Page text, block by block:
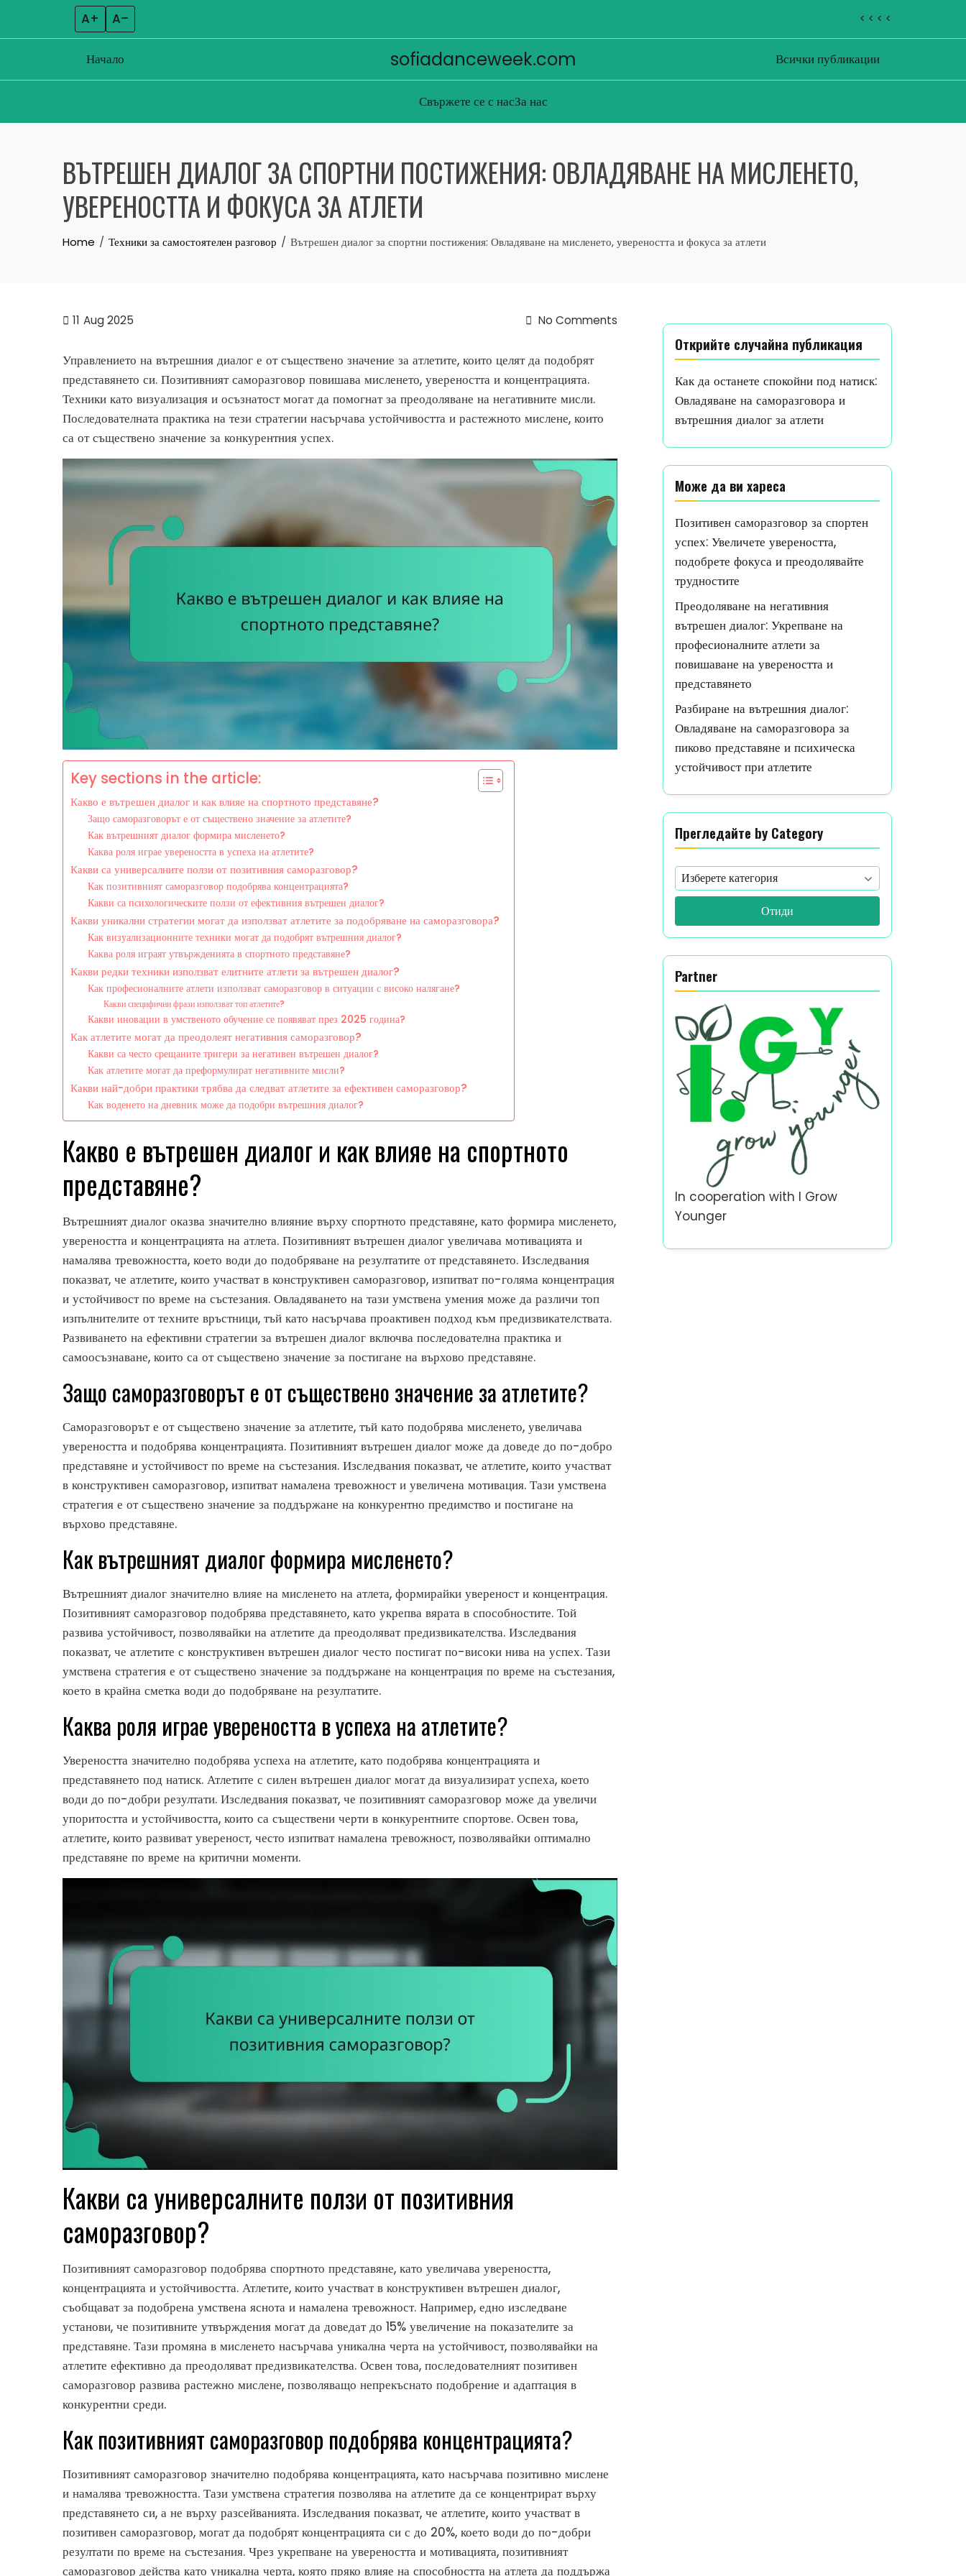
A+ A– < < < <
Начало sofiadanceweek.com Всички публикации
Свържете се с насЗа нас
ВЪТРЕШЕН ДИАЛОГ ЗА СПОРТНИ ПОСТИЖЕНИЯ: ОВЛАДЯВАНЕ НА МИСЛЕНЕТО,
УВЕРЕНОСТТА И ФОКУСА ЗА АТЛЕТИ
Home Техники за самостоятелен разговор Вътрешен диалог за спортни постижения: Овладяване на мисленето, увереността и фокуса за атлети
11 Aug 2025 No Comments
Управлението на вътрешния диалог е от съществено значение за атлетите, които целят да подобрят
представянето си. Позитивният саморазговор повишава мисленето, увереността и концентрацията.
Техники като визуализация и осъзнатост могат да помогнат за преодоляване на негативните мисли.
Последователната практика на тези стратегии насърчава устойчивостта и растежното мислене, които
са от съществено значение за конкурентния успех.
Key sections in the article:
Какво е вътрешен диалог и как влияе на спортното представяне?
Защо саморазговорът е от съществено значение за атлетите?
Как вътрешният диалог формира мисленето?
Каква роля играе увереността в успеха на атлетите?
Какви са универсалните ползи от позитивния саморазговор?
Как позитивният саморазговор подобрява концентрацията?
Какви са психологическите ползи от ефективния вътрешен диалог?
Какви уникални стратегии могат да използват атлетите за подобряване на саморазговора?
Как визуализационните техники могат да подобрят вътрешния диалог?
Каква роля играят утвържденията в спортното представяне?
Какви редки техники използват елитните атлети за вътрешен диалог?
Как професионалните атлети използват саморазговор в ситуации с високо налягане?
Какви специфични фрази използват топ атлетите?
Какви иновации в умственото обучение се появяват през 2025 година?
Как атлетите могат да преодолеят негативния саморазговор?
Какви са често срещаните тригери за негативен вътрешен диалог?
Как атлетите могат да преформулират негативните мисли?
Какви най-добри практики трябва да следват атлетите за ефективен саморазговор?
Как воденето на дневник може да подобри вътрешния диалог?
Какво е вътрешен диалог и как влияе на спортното
представяне?
Вътрешният диалог оказва значително влияние върху спортното представяне, като формира мисленето,
увереността и концентрацията на атлета. Позитивният вътрешен диалог увеличава мотивацията и
намалява тревожността, което води до подобряване на резултатите от представянето. Изследвания
показват, че атлетите, които участват в конструктивен саморазговор, изпитват по-голяма концентрация
и устойчивост по време на състезания. Овладяването на тази умствена умения може да различи топ
изпълнителите от техните връстници, тъй като насърчава проактивен подход към предизвикателствата.
Развиването на ефективни стратегии за вътрешен диалог включва последователна практика и
самоосъзнаване, които са от съществено значение за постигане на върхово представяне.
Защо саморазговорът е от съществено значение за атлетите?
Саморазговорът е от съществено значение за атлетите, тъй като подобрява мисленето, увеличава
увереността и подобрява концентрацията. Позитивният вътрешен диалог може да доведе до по-добро
представяне и устойчивост по време на състезания. Изследвания показват, че атлетите, които участват
в конструктивен саморазговор, изпитват намалена тревожност и увеличена мотивация. Тази умствена
стратегия е от съществено значение за поддържане на конкурентно предимство и постигане на
върхово представяне.
Как вътрешният диалог формира мисленето?
Вътрешният диалог значително влияе на мисленето на атлета, формирайки увереност и концентрация.
Позитивният саморазговор подобрява представянето, като укрепва вярата в способностите. Той
развива устойчивост, позволявайки на атлетите да преодоляват предизвикателства. Изследвания
показват, че атлетите с конструктивен вътрешен диалог често постигат по-високи нива на успех. Тази
умствена стратегия е от съществено значение за поддържане на концентрация по време на състезания,
което в крайна сметка води до подобряване на резултатите.
Каква роля играе увереността в успеха на атлетите?
Увереността значително подобрява успеха на атлетите, като подобрява концентрацията и
представянето под натиск. Атлетите с силен вътрешен диалог могат да визуализират успеха, което
води до по-добри резултати. Изследвания показват, че позитивният саморазговор може да увеличи
упоритостта и устойчивостта, които са съществени черти в конкурентните спортове. Освен това,
атлетите, които развиват увереност, често изпитват намалена тревожност, позволявайки оптимално
представяне по време на критични моменти.
Какви са универсалните ползи от позитивния
саморазговор?
Позитивният саморазговор подобрява спортното представяне, като увеличава увереността,
концентрацията и устойчивостта. Атлетите, които участват в конструктивен вътрешен диалог,
съобщават за подобрена умствена яснота и намалена тревожност. Например, едно изследване
установи, че позитивните утвърждения могат да доведат до 15% увеличение на показателите за
представяне. Тази промяна в мисленето насърчава уникална черта на устойчивост, позволявайки на
атлетите ефективно да преодоляват предизвикателства. Освен това, последователният позитивен
саморазговор развива растежно мислене, позволяващо непрекъснато подобрение и адаптация в
конкурентни среди.
Как позитивният саморазговор подобрява концентрацията?
Позитивният саморазговор значително подобрява концентрацията, като насърчава позитивно мислене
и намалява тревожността. Тази умствена стратегия позволява на атлетите да се концентрират върху
представянето си, а не върху разсейванията. Изследвания показват, че атлетите, които участват в
позитивен саморазговор, могат да подобрят концентрацията си с до 20%, което води до по-добри
резултати по време на състезания. Чрез укрепване на увереността и мотивацията, позитивният
саморазговор действа като уникална черта, която пряко влияе на способността на атлета да поддържа
Открийте случайна публикация
Как да останете спокойни под натиск:
Овладяване на саморазговора и
вътрешния диалог за атлети
Може да ви хареса
Позитивен саморазговор за спортен
успех: Увеличете увереността,
подобрете фокуса и преодолявайте
трудностите
Преодоляване на негативния
вътрешен диалог: Укрепване на
професионалните атлети за
повишаване на увереността и
представянето
Разбиране на вътрешния диалог:
Овладяване на саморазговора за
пиково представяне и психическа
устойчивост при атлетите
Прегледайте by Category
Отиди
Partner
In cooperation with I Grow
Younger